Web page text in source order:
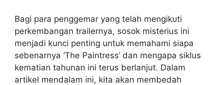
Bagi para penggemar yang telah mengikuti
perkembangan trailernya, sosok misterius ini
menjadi kunci penting untuk memahami siapa
sebenarnya ‘The Paintress’ dan mengapa siklus
kematian tahunan ini terus berlanjut. Dalam
artikel mendalam ini, kita akan membedah